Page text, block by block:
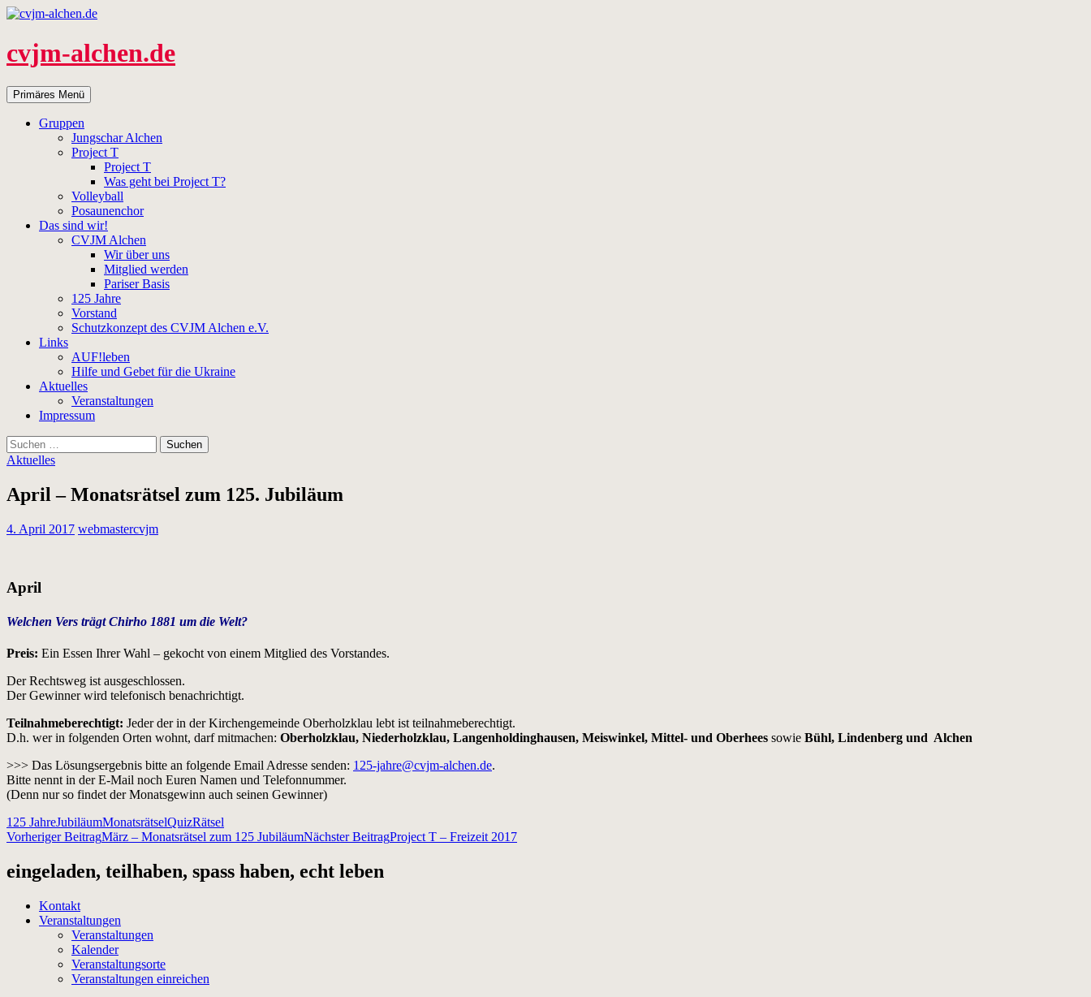
Zum
springen
cvjm-alchen.de
Suchen
Primäres Menü
Gruppen
Jungschar Alchen
Project T
Project T
Was geht bei Project T?
Volleyball
Posaunenchor
Das sind wir!
CVJM Alchen
Wir über uns
Mitglied werden
Pariser Basis
125 Jahre
Vorstand
Schutzkonzept des CVJM Alchen e.V.
Links
AUF!leben
Hilfe und Gebet für die Ukraine
Aktuelles
Veranstaltungen
Impressum
Suchen
nach:
Aktuelles
April – Monatsrätsel zum 125. Jubiläum
4. April 2017 webmastercvjm
April
Welchen Vers trägt Chirho 1881 um die Welt?
Preis: Ein Essen Ihrer Wahl – gekocht von einem Mitglied des Vorstandes.
Der Rechtsweg ist ausgeschlossen.
Der Gewinner wird telefonisch benachrichtigt.
Teilnahmeberechtigt: Jeder der in der Kirchengemeinde Oberholzklau lebt ist teilnahmeberechtigt.
D.h. wer in folgenden Orten wohnt, darf mitmachen: Oberholzklau, Niederholzklau, Langenholdinghausen, Meiswinkel, Mittel- und Oberhees sowie Bühl, Lindenberg und Alchen
>>> Das Lösungsergebnis bitte an folgende Email Adresse senden: 125-jahre@cvjm-alchen.de.
Bitte nennt in der E-Mail noch Euren Namen und Telefonnummer.
(Denn nur so findet der Monatsgewinn auch seinen Gewinner)
125 JahreJubiläumMonatsrätselQuizRätsel
Beitragsnavigation
Vorheriger BeitragMärz – Monatsrätsel zum 125 JubiläumNächster BeitragProject T – Freizeit 2017
eingeladen, teilhaben, spass haben, echt leben
Kontakt
Veranstaltungen
Veranstaltungen
Kalender
Veranstaltungsorte
Veranstaltungen einreichen